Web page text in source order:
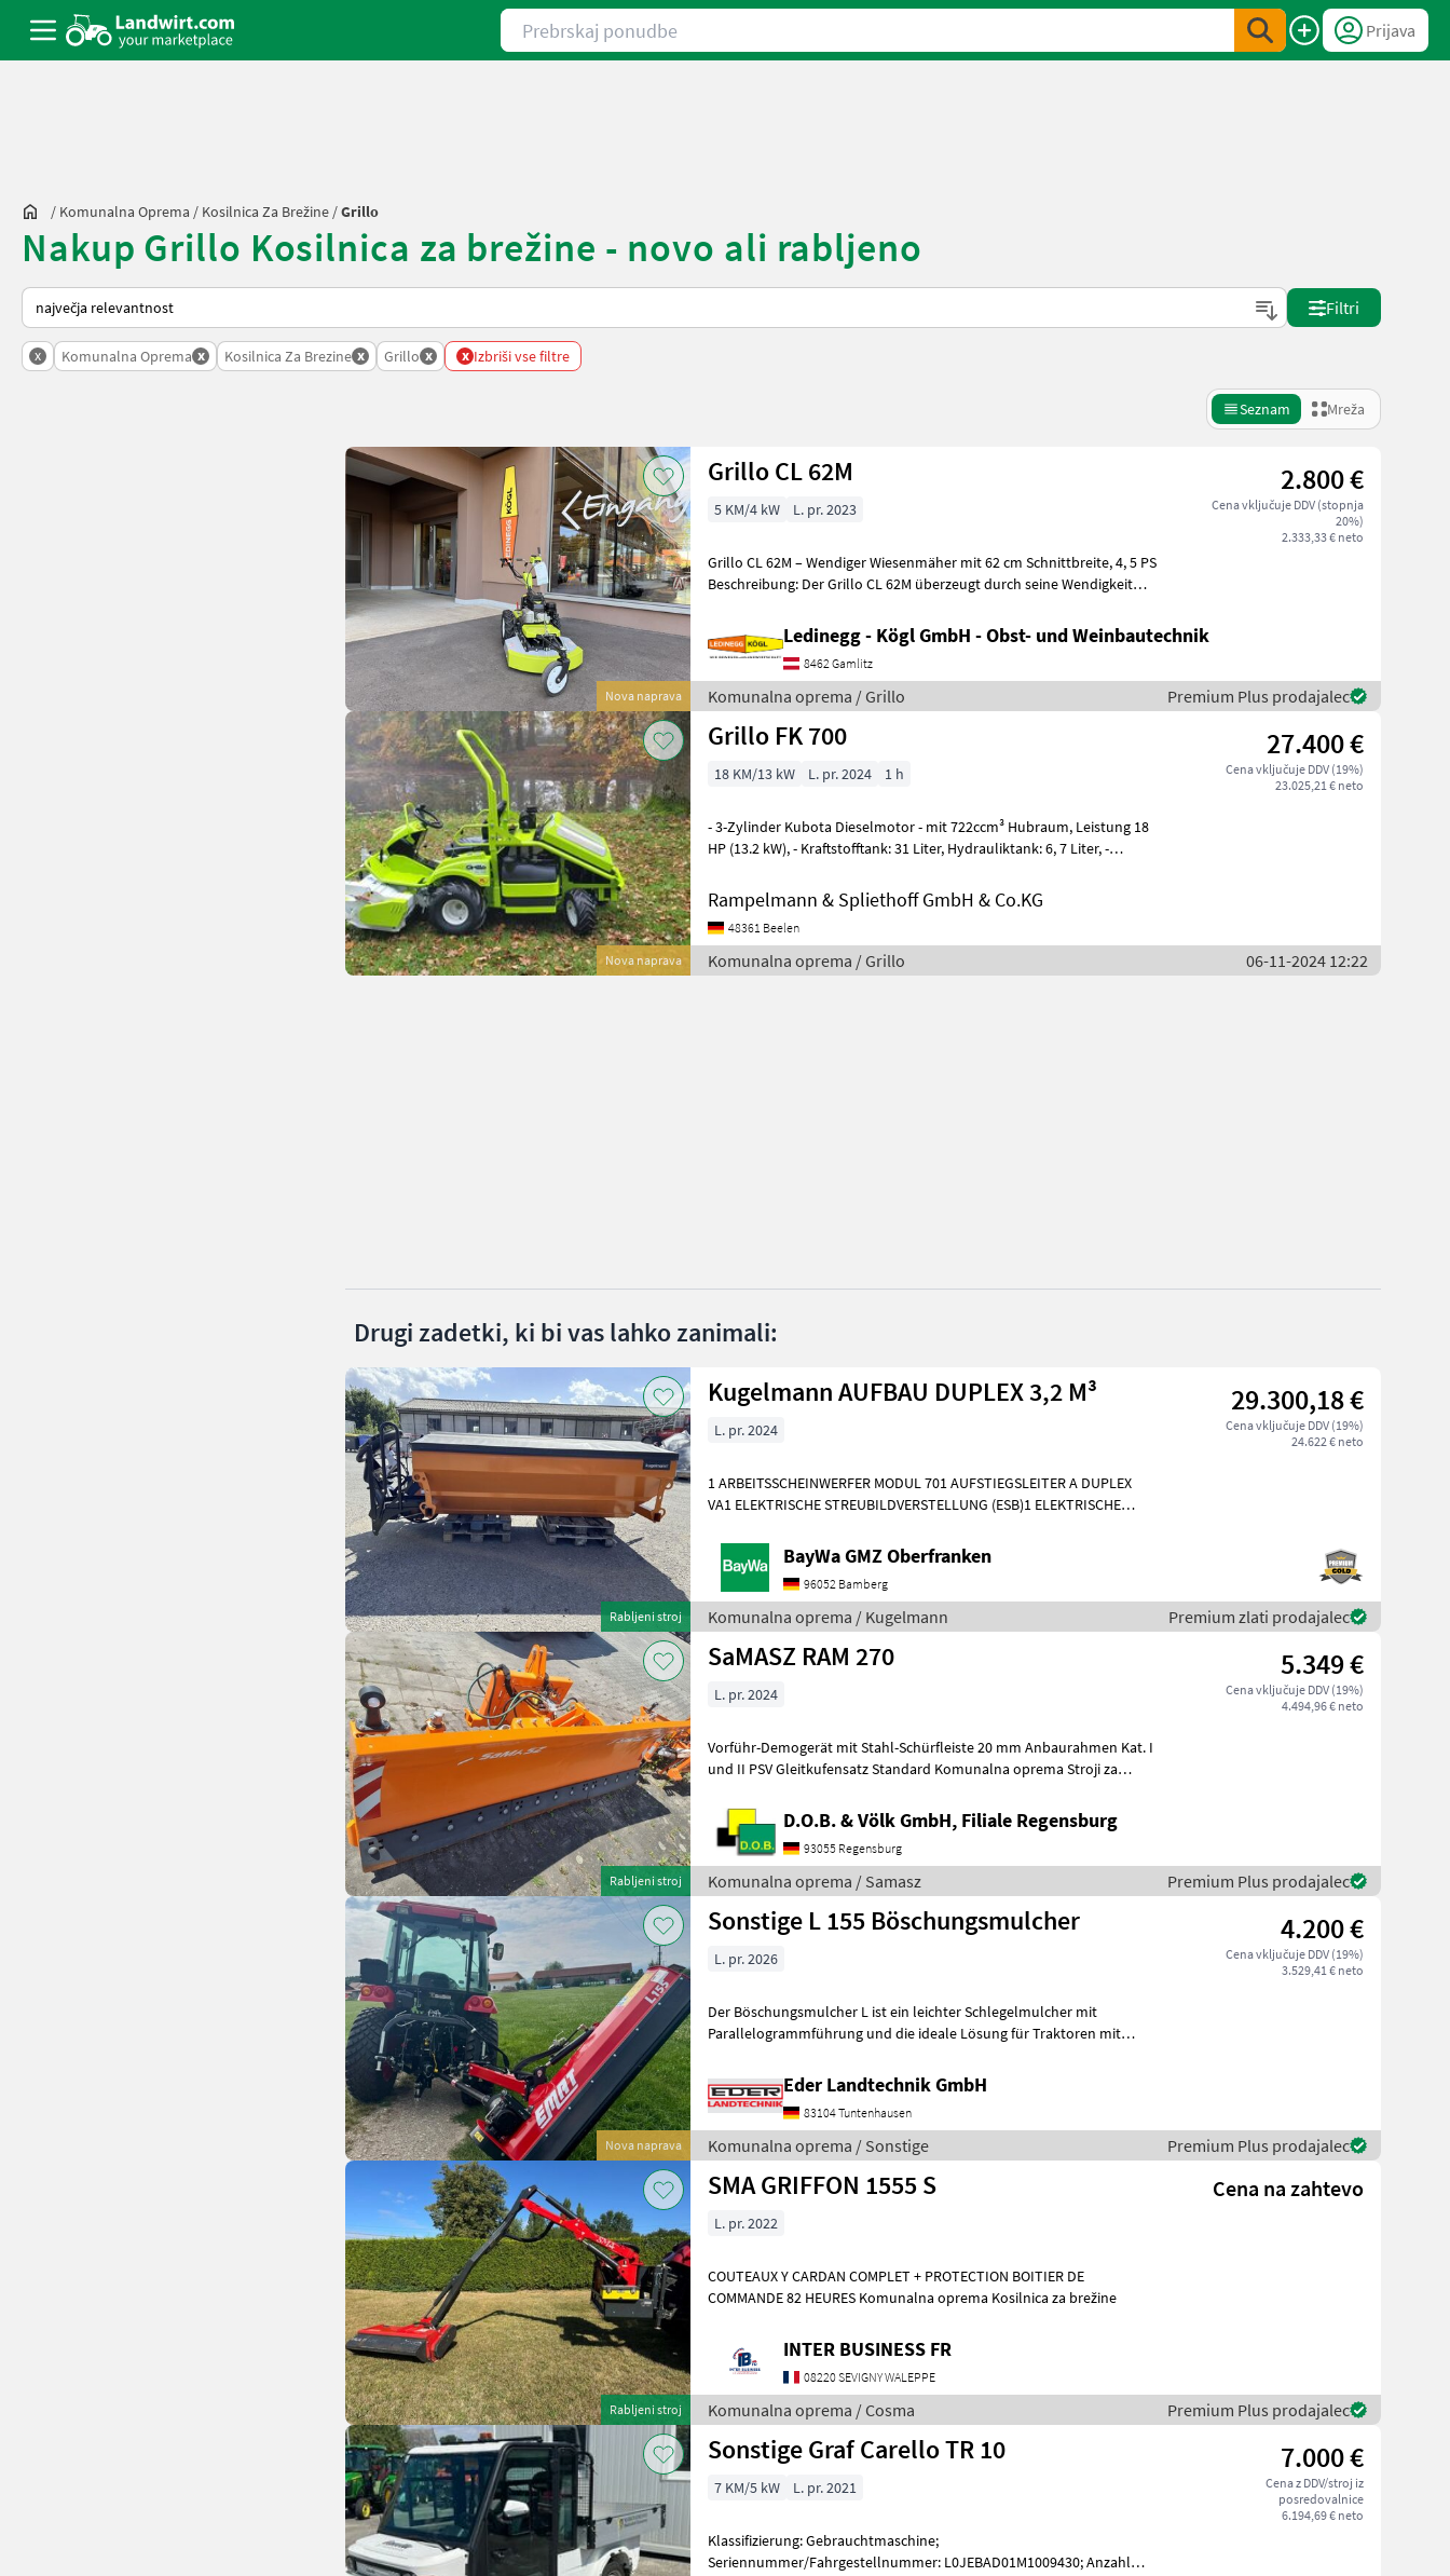
Prebrskaj ponudbe
Prijava
/ Komunalna Oprema / Kosilnica Za Brežine /Grillo
Nakup Grillo Kosilnica za brežine - novo ali rabljeno
Tako je razvrščeno na Landwirt.com
Filtri
x Komunalna Oprema x Kosilnica Za Brezine x Grillo x x Izbriši vse filtre
Seznam Mreža
Nova naprava
Grillo CL 62M 2.800 €
Cena vključuje DDV (stopnja
20%)
2.333,33 € neto
5 KM/4 kW L. pr. 2023
Grillo CL 62M – Wendiger Wiesenmäher mit 62 cm Schnittbreite, 4, 5 PS
Beschreibung: Der Grillo CL 62M überzeugt durch seine Wendigkeit
Ledinegg - Kögl GmbH - Obst- und Weinbautechnik
8462 Gamlitz
Komunalna oprema / Grillo Premium Plus prodajalec
Nova naprava
Grillo FK 700 27.400 €
Cena vključuje DDV (19%)
23.025,21 € neto
18 KM/13 kW L. pr. 2024 1 h
- 3-Zylinder Kubota Dieselmotor - mit 722ccm³ Hubraum, Leistung 18
HP (13.2 kW), - Kraftstofftank: 31 Liter, Hydrauliktank: 6, 7 Liter, -
Rampelmann & Spliethoff GmbH & Co.KG
48361 Beelen
Komunalna oprema / Grillo 06-11-2024 12:22
Drugi zadetki, ki bi vas lahko zanimali:
Rabljeni stroj
Kugelmann AUFBAU DUPLEX 3,2 M³ 29.300,18 €
Cena vključuje DDV (19%)
24.622 € neto
L. pr. 2024
1 ARBEITSSCHEINWERFER MODUL 701 AUFSTIEGSLEITER A DUPLEX
VA1 ELEKTRISCHE STREUBILDVERSTELLUNG (ESB)1 ELEKTRISCHE
BayWa GMZ Oberfranken
96052 Bamberg
Komunalna oprema / Kugelmann Premium zlati prodajalec
Rabljeni stroj
SaMASZ RAM 270 5.349 €
Cena vključuje DDV (19%)
4.494,96 € neto
L. pr. 2024
Vorführ-Demogerät mit Stahl-Schürfleiste 20 mm Anbaurahmen Kat. I
und II PSV Gleitkufensatz Standard Komunalna oprema Stroji za
D.O.B. & Völk GmbH, Filiale Regensburg
93055 Regensburg
Komunalna oprema / Samasz Premium Plus prodajalec
Nova naprava
Sonstige L 155 Böschungsmulcher 4.200 €
Cena vključuje DDV (19%)
3.529,41 € neto
L. pr. 2026
Der Böschungsmulcher L ist ein leichter Schlegelmulcher mit
Parallelogrammführung und die ideale Lösung für Traktoren mit
Eder Landtechnik GmbH
83104 Tuntenhausen
Komunalna oprema / Sonstige Premium Plus prodajalec
Rabljeni stroj
SMA GRIFFON 1555 S Cena na zahtevo
L. pr. 2022
COUTEAUX Y CARDAN COMPLET + PROTECTION BOITIER DE
COMMANDE 82 HEURES Komunalna oprema Kosilnica za brežine
INTER BUSINESS FR
08220 SEVIGNY WALEPPE
Komunalna oprema / Cosma Premium Plus prodajalec
Sonstige Graf Carello TR 10 7.000 €
Cena z DDV/stroj iz
posredovalnice
6.194,69 € neto
7 KM/5 kW L. pr. 2021
Klassifizierung: Gebrauchtmaschine;
Seriennummer/Fahrgestellnummer: L0JEBAD01M1009430; Anzahl